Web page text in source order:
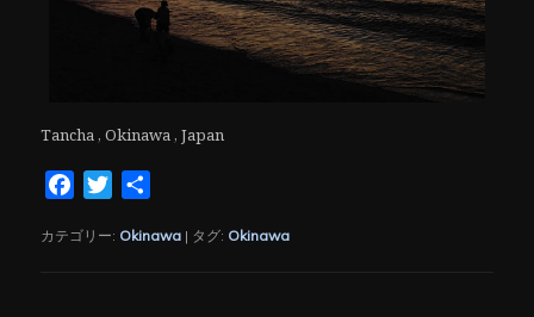
Tancha , Okinawa , Japan
FacebookTwitter
カテゴリー: Okinawa | タグ: Okinawa